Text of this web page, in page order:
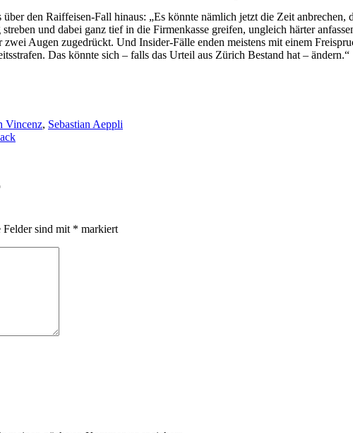
den Raiffeisen-Fall hinaus: „Es könnte nämlich jetzt die Zeit anbrechen,
und dabei ganz tief in die Firmenkasse greifen, ungleich härter
zwei Augen zugedrückt. Und Insider-Fälle enden meistens mit einem
Das könnte sich – falls das Urteil aus Zürich Bestand hat – ändern.“
Vincenz, Sebastian Aeppli
sind mit * markiert